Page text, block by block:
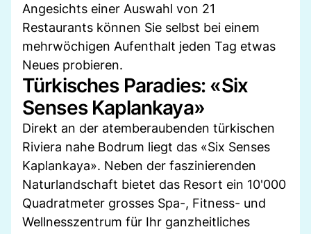
Angesichts einer Auswahl von 21
Restaurants können Sie selbst bei einem
mehrwöchigen Aufenthalt jeden Tag etwas
Neues probieren.
Türkisches Paradies: «Six
Senses Kaplankaya»
Direkt an der atemberaubenden türkischen
Riviera nahe Bodrum liegt das «Six Senses
Kaplankaya». Neben der faszinierenden
Naturlandschaft bietet das Resort ein 10'000
Quadratmeter grosses Spa-, Fitness- und
Wellnesszentrum für Ihr ganzheitliches